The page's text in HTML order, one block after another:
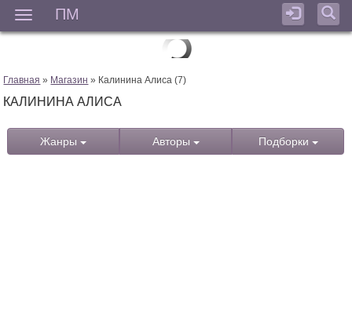
ПМ
Главная » Магазин » Калинина Алиса (7)
КАЛИНИНА АЛИСА
Жанры Авторы Подборки